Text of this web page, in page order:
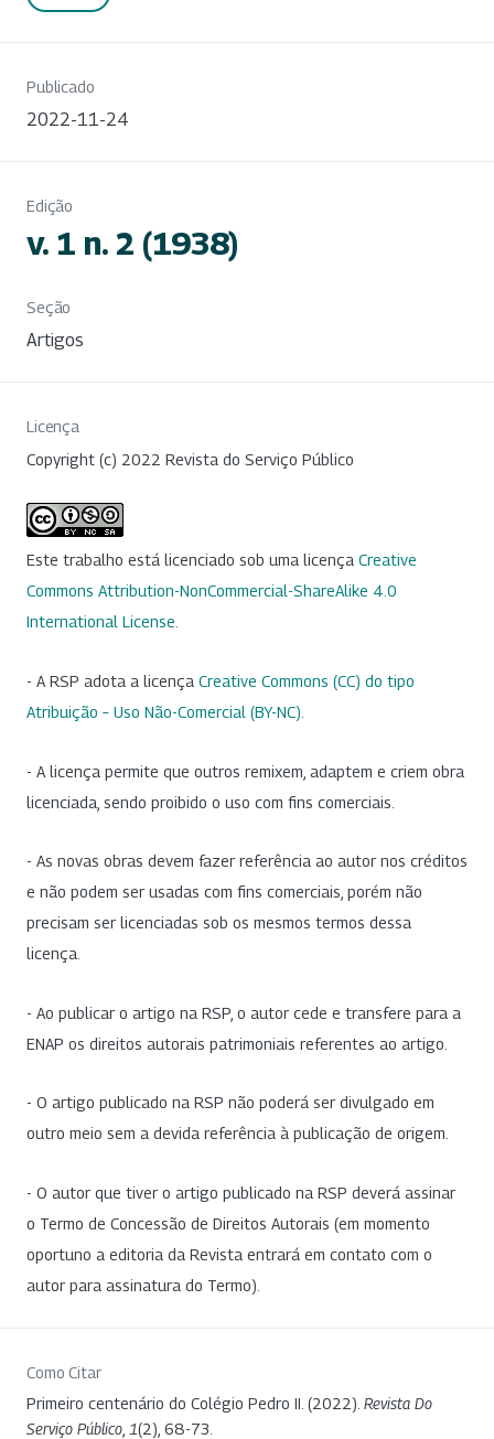
Publicado
2022-11-24
Edição
v. 1 n. 2 (1938)
Seção
Artigos
Licença
Copyright (c) 2022 Revista do Serviço Público
Este trabalho está licenciado sob uma licença Creative
Commons Attribution-NonCommercial-ShareAlike 4.0
International License.
- A RSP adota a licença Creative Commons (CC) do tipo
Atribuição – Uso Não-Comercial (BY-NC)
- A licença permite que outros remixem, adaptem e criem obra
licenciada, sendo proibido o uso com fins comerciais.
- As novas obras devem fazer referência ao autor nos créditos
e não podem ser usadas com fins comerciais, porém não
precisam ser licenciadas sob os mesmos termos dessa
licença.
- Ao publicar o artigo na RSP, o autor cede e transfere para a
ENAP os direitos autorais patrimoniais referentes ao artigo.
- O artigo publicado na RSP não poderá ser divulgado em
outro meio sem a devida referência à publicação de origem.
- O autor que tiver o artigo publicado na RSP deverá assinar
o Termo de Concessão de Direitos Autorais (em momento
oportuno a editoria da Revista entrará em contato com o
autor para assinatura do Termo).
Como Citar
Primeiro centenário do Colégio Pedro II. (2022). Revista Do
Serviço Público 1(2), 68-73.